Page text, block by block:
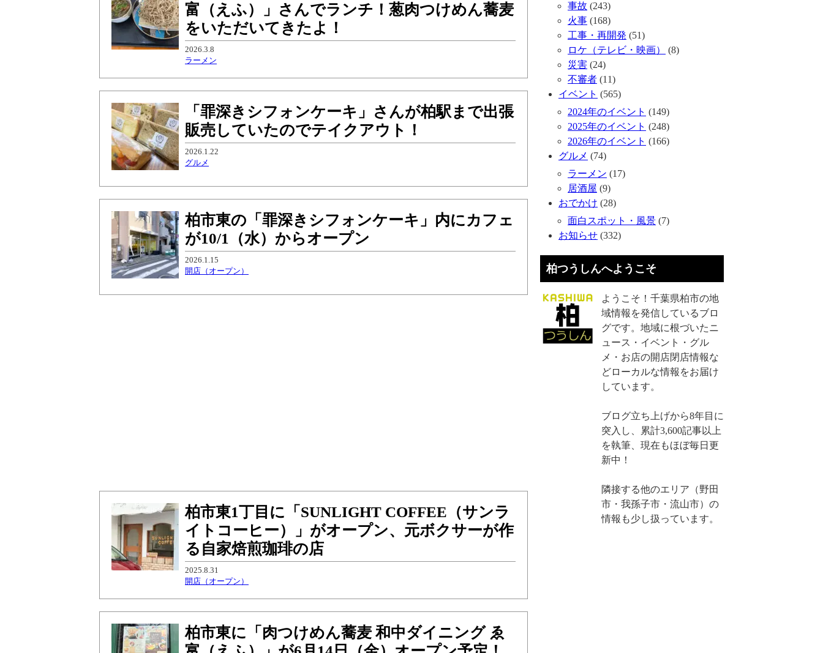
富（えふ）」さんでランチ！葱肉つけめん蕎麦
をいただいてきたよ！
2026.3.8
ラーメン
「罪深きシフォンケーキ」さんが柏駅まで出張
販売していたのでテイクアウト！
2026.1.22
グルメ
柏市東の「罪深きシフォンケーキ」内にカフェ
が10/1（水）からオープン
2026.1.15
開店（オープン）
柏市東1丁目に「SUNLIGHT COFFEE（サンラ
イトコーヒー）」がオープン、元ボクサーが作
る自家焙煎珈琲の店
2025.8.31
開店（オープン）
柏市東に「肉つけめん蕎麦 和中ダイニング ゑ
事故 (243)
火事 (168)
工事・再開発 (51)
ロケ（テレビ・映画）
(8)
災害 (24)
不審者 (11)
イベント (565)
2024年のイベント (149)
2025年のイベント (248)
2026年のイベント (166)
グルメ (74)
ラーメン (17)
居酒屋 (9)
おでかけ (28)
面白スポット・風景 (7)
お知らせ (332)
柏つうしんへようこそ
ようこそ！千葉県柏市の地
域情報を発信しているブロ
グです。地域に根づいたニ
ュース・イベント・グル
メ・お店の開店閉店情報な
どローカルな情報をお届け
しています。
ブログ立ち上げから8年目に
突入し、累計3,600記事以上
を執筆、現在もほぼ毎日更
新中！
隣接する他のエリア（野田
市・我孫子市・流山市）の
情報も少し扱っています。